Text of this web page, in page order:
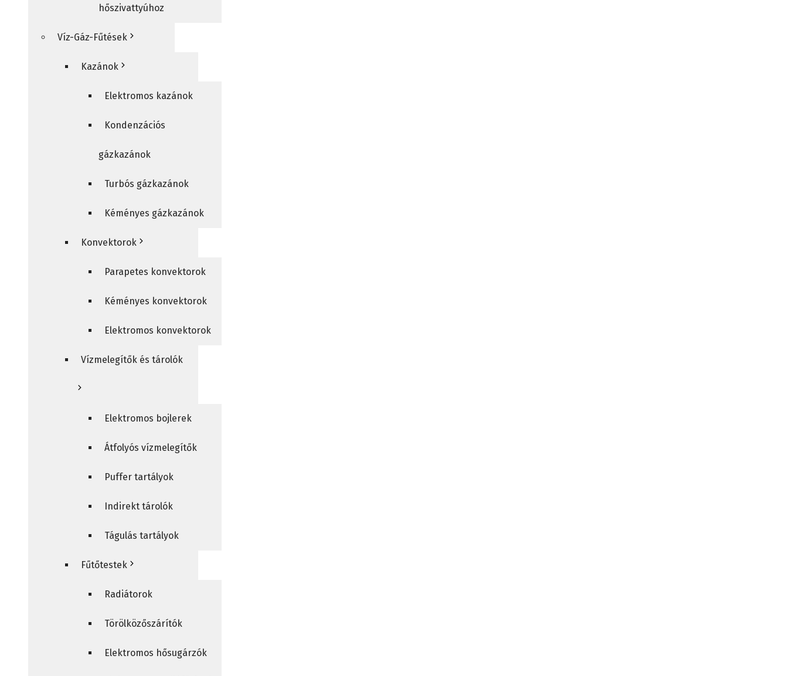
hőszivattyúhoz
Víz-Gáz-Fűtések
Kazánok
Elektromos kazánok
Kondenzációs
gázkazánok
Turbós gázkazánok
Kéményes gázkazánok
Konvektorok
Parapetes konvektorok
Kéményes konvektorok
Elektromos konvektorok
Vízmelegítők és tárolók
Elektromos bojlerek
Átfolyós vízmelegítők
Puffer tartályok
Indirekt tárolók
Tágulás tartályok
Fűtőtestek
Radiátorok
Törölközőszárítók
Elektromos hősugárzók